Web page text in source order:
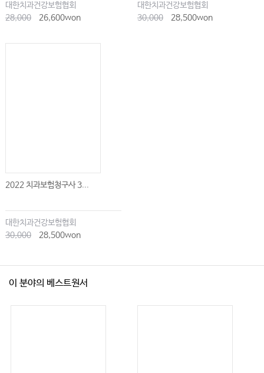
대한치과건강보험협회
28,000
26,600won
대한치과건강보험협회
30,000
28,500won
2022 치과보험청구사 3...
대한치과건강보험협회
30,000
28,500won
이 분야의 베스트원서